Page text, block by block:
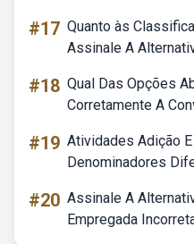
#17 Quanto às
Assinale A
#18 Qual Das Opções
Corretamente A
#19 Atividades Adição
Denominadores
#20 Assinale A
Empregada